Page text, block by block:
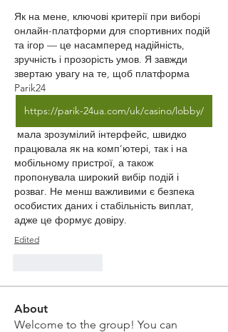
Як на мене, ключові критерії при виборі
онлайн-платформи для спортивних подій
та ігор — це насамперед надійність,
зручність і прозорість умов. Я завжди
звертаю увагу на те, щоб платформа
Parik24
https://parik-24ua.com/uk/casino/lobby/
працювала як на комп’ютері, так і на
мобільному пристрої, а також
пропонувала широкий вибір подій і
розваг. Не менш важливими є безпека
особистих даних і стабільність виплат,
адже це формує довіру.
Edited
About
Welcome to the group! You can